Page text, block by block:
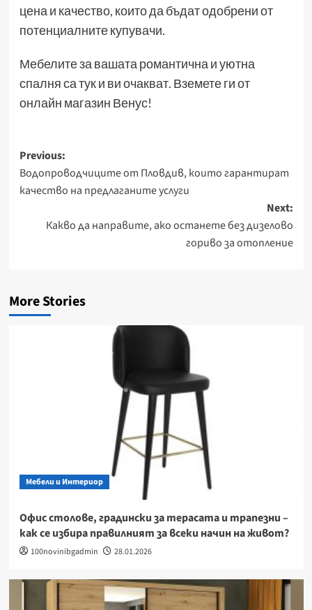
цена и качество, които да бъдат одобрени от
потенциалните купувачи.
Мебелите за вашата романтична и уютна
спалня са тук и ви очакват. Вземете ги от
онлайн магазин Венус!
Post
navigation
Previous:
Водопроводчиците от Пловдив, които гарантират
качество на предлаганите услуги
Next:
Какво да направите, ако останете без дизелово
гориво за отопление
More Stories
Мебели и Интериор
Офис столове, градински за терасата и трапезни –
как се избира правилният за всеки начин на живот?
100novinibgadmin 28.01.2026